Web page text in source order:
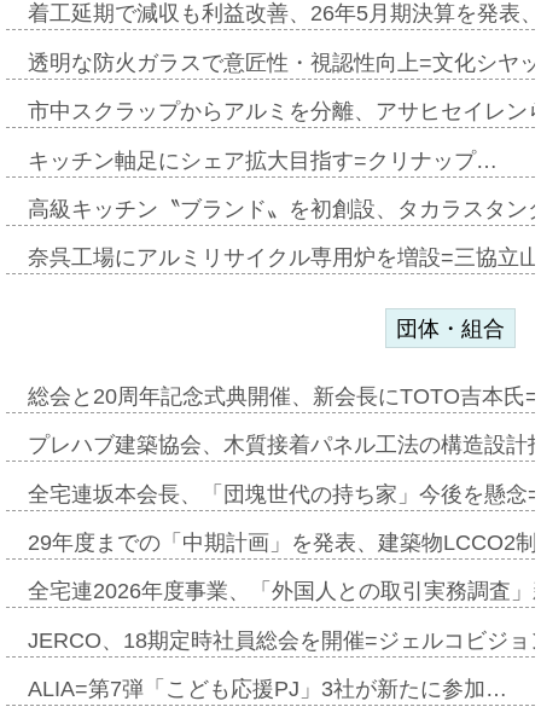
着工延期で減収も利益改善、26年5月期決算を発表
透明な防火ガラスで意匠性・視認性向上=文化シヤ
市中スクラップからアルミを分離、アサヒセイレ
キッチン軸足にシェア拡大目指す=クリナップ…
高級キッチン〝ブランド〟を初創設、タカラスタ
奈呉工場にアルミリサイクル専用炉を増設=三協立
団体・組合
総会と20周年記念式典開催、新会長にTOTO吉本氏
プレハブ建築協会、木質接着パネル工法の構造設
全宅連坂本会長、「団塊世代の持ち家」今後を懸
29年度までの「中期計画」を発表、建築物LCCO2
全宅連2026年度事業、「外国人との取引実務調査
JERCO、18期定時社員総会を開催=ジェルコビジ
ALIA=第7弾「こども応援PJ」3社が新たに参加…